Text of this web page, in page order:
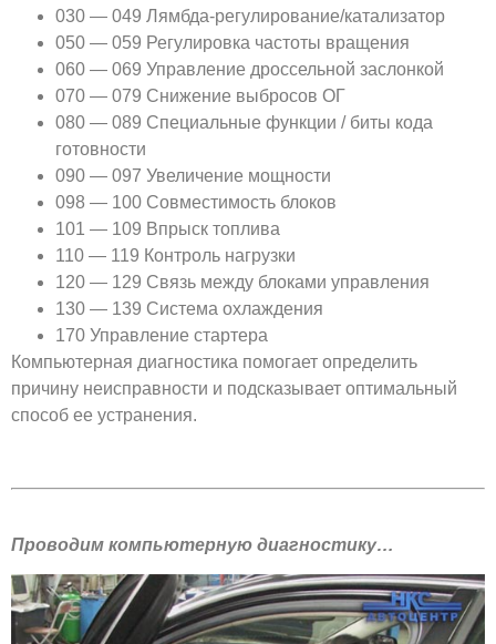
030 — 049 Лямбда-регулирование/катализатор
050 — 059 Регулировка частоты вращения
060 — 069 Управление дроссельной заслонкой
070 — 079 Снижение выбросов ОГ
080 — 089 Специальные функции / биты кода
готовности
090 — 097 Увеличение мощности
098 — 100 Совместимость блоков
101 — 109 Впрыск топлива
110 — 119 Контроль нагрузки
120 — 129 Связь между блоками управления
130 — 139 Система охлаждения
170 Управление стартера
Компьютерная диагностика помогает определить
причину неисправности и подсказывает оптимальный
способ ее устранения.
Проводим компьютерную диагностику…